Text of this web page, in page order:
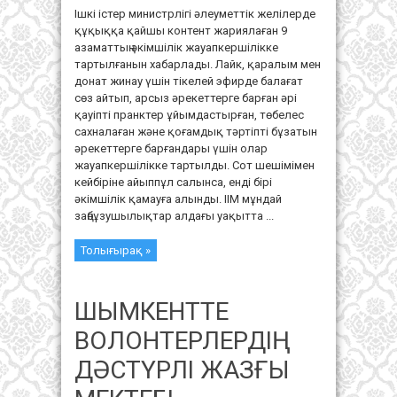
Ішкі істер министрлігі әлеуметтік желілерде
құқыққа қайшы контент жариялаған 9
азаматтың әкімшілік жауапкершілікке
тартылғанын хабарлады. Лайк, қаралым мен
донат жинау үшін тікелей эфирде балағат
сөз айтып, арсыз әрекеттерге барған әрі
қауіпті пранктер ұйымдастырған, төбелес
сахналаған және қоғамдық тәртіпті бұзатын
әрекеттерге барғандары үшін олар
жауапкершілікке тартылды. Сот шешімімен
кейбіріне айыппұл салынса, енді бірі
әкімшілік қамауға алынды. ІІМ мұндай
заңбұзушылықтар алдағы уақытта ...
Толығырақ »
ШЫМКЕНТТЕ
ВОЛОНТЕРЛЕРДІҢ
ДӘСТҮРЛІ ЖАЗҒЫ